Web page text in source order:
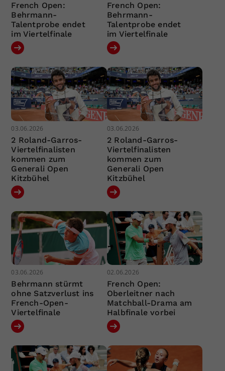
French Open:
Behrmann-
Talentprobe endet
im Viertelfinale
French Open:
Behrmann-
Talentprobe endet
im Viertelfinale
03.06.2026
2 Roland-Garros-
Viertelfinalisten
kommen zum
Generali Open
Kitzbühel
03.06.2026
2 Roland-Garros-
Viertelfinalisten
kommen zum
Generali Open
Kitzbühel
03.06.2026
Behrmann stürmt
ohne Satzverlust ins
French-Open-
Viertelfinale
02.06.2026
French Open:
Oberleitner nach
Matchball-Drama am
Halbfinale vorbei